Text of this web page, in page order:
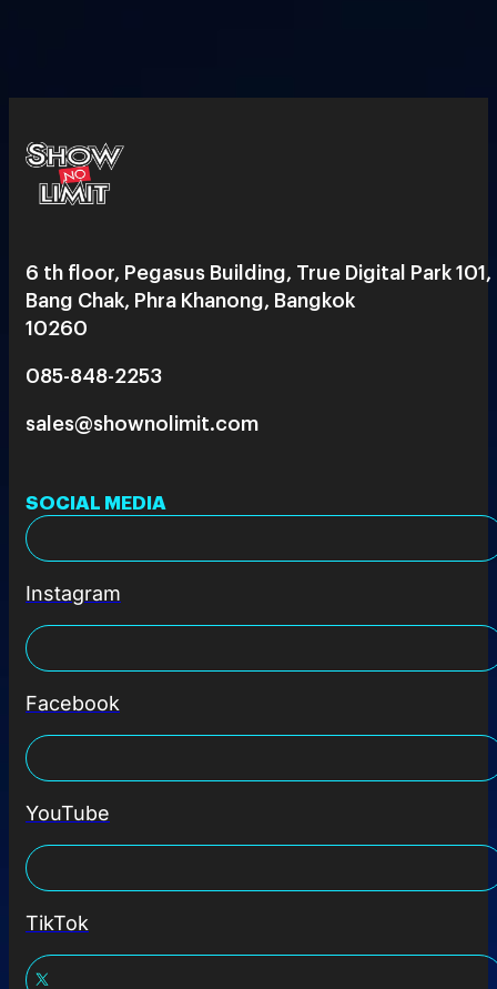
6 th floor, Pegasus Building, True Digital Park 101,
Bang Chak, Phra Khanong, Bangkok
10260
085-848-2253
sales@shownolimit.com
SOCIAL MEDIA
Instagram
Facebook
YouTube
TikTok